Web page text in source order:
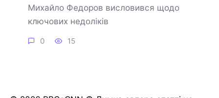
Михайло Федоров висловився щодо
ключових недоліків
0 15